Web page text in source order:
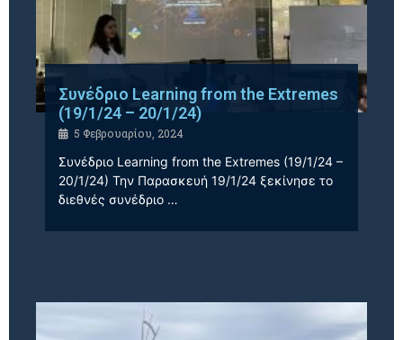
Συνέδριο Learning from the Extremes
(19/1/24 – 20/1/24)
5 Φεβρουαρίου, 2024
Συνέδριο Learning from the Extremes (19/1/24 –
20/1/24) Την Παρασκευή 19/1/24 ξεκίνησε το
διεθνές συνέδριο …